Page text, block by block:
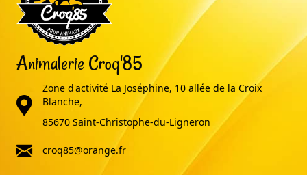
Animalerie Croq'85
adresse
Zone d'activité La Joséphine, 10 allée de la Croix
Blanche,
85670 Saint-Christophe-du-Ligneron
email
croq85@orange.fr